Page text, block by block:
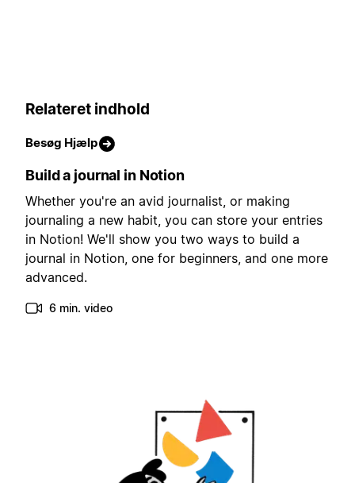
Relateret indhold
Besøg Hjælp
Build a journal in Notion
Whether you're an avid journalist, or making
journaling a new habit, you can store your entries
in Notion! We'll show you two ways to build a
journal in Notion, one for beginners, and one more
advanced.
6 min. video